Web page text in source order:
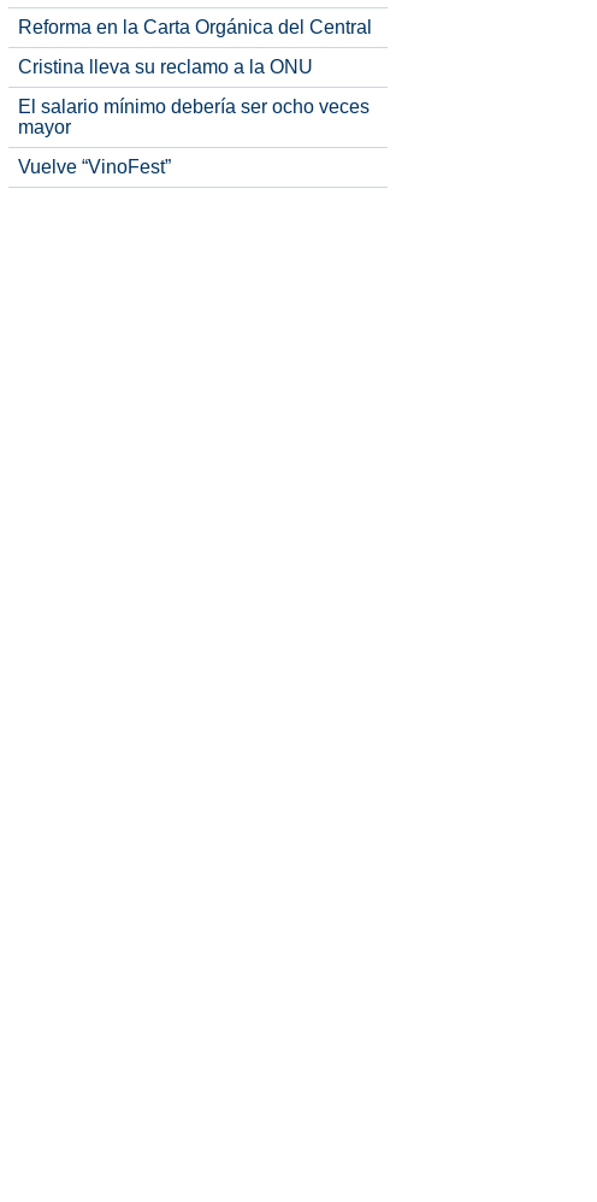
Reforma en la Carta Orgánica del Central
Cristina lleva su reclamo a la ONU
El salario mínimo debería ser ocho veces
mayor
Vuelve “VinoFest”